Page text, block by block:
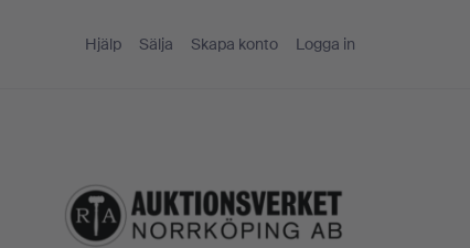
Hjälp Sälja Skapa konto Logga in